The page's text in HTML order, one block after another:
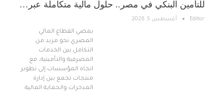
للتأمين البنكي في مصر.. حلول مالية متكاملة عبر…
Editor أغسطس 5, 2026
يمضي القطاع المالي
المصري نحو مزيد من
التكامل بين الخدمات
المصرفية والتأمينية، مع
اتجاه المؤسسات إلى تطوير
منتجات تجمع بين إدارة
المدخرات والحماية المالية